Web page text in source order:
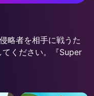
略者を相手に戦うた
ください。『Super